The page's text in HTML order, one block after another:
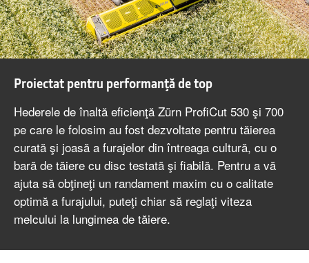
Proiectat pentru performanţă de top
Hederele de înaltă eficienţă Zürn ProfiCut 530 şi 700
pe care le folosim au fost dezvoltate pentru tăierea
curată şi joasă a furajelor din întreaga cultură, cu o
bară de tăiere cu disc testată şi fiabilă. Pentru a vă
ajuta să obţineţi un randament maxim cu o calitate
optimă a furajului, puteţi chiar să reglaţi viteza
melcului la lungimea de tăiere.